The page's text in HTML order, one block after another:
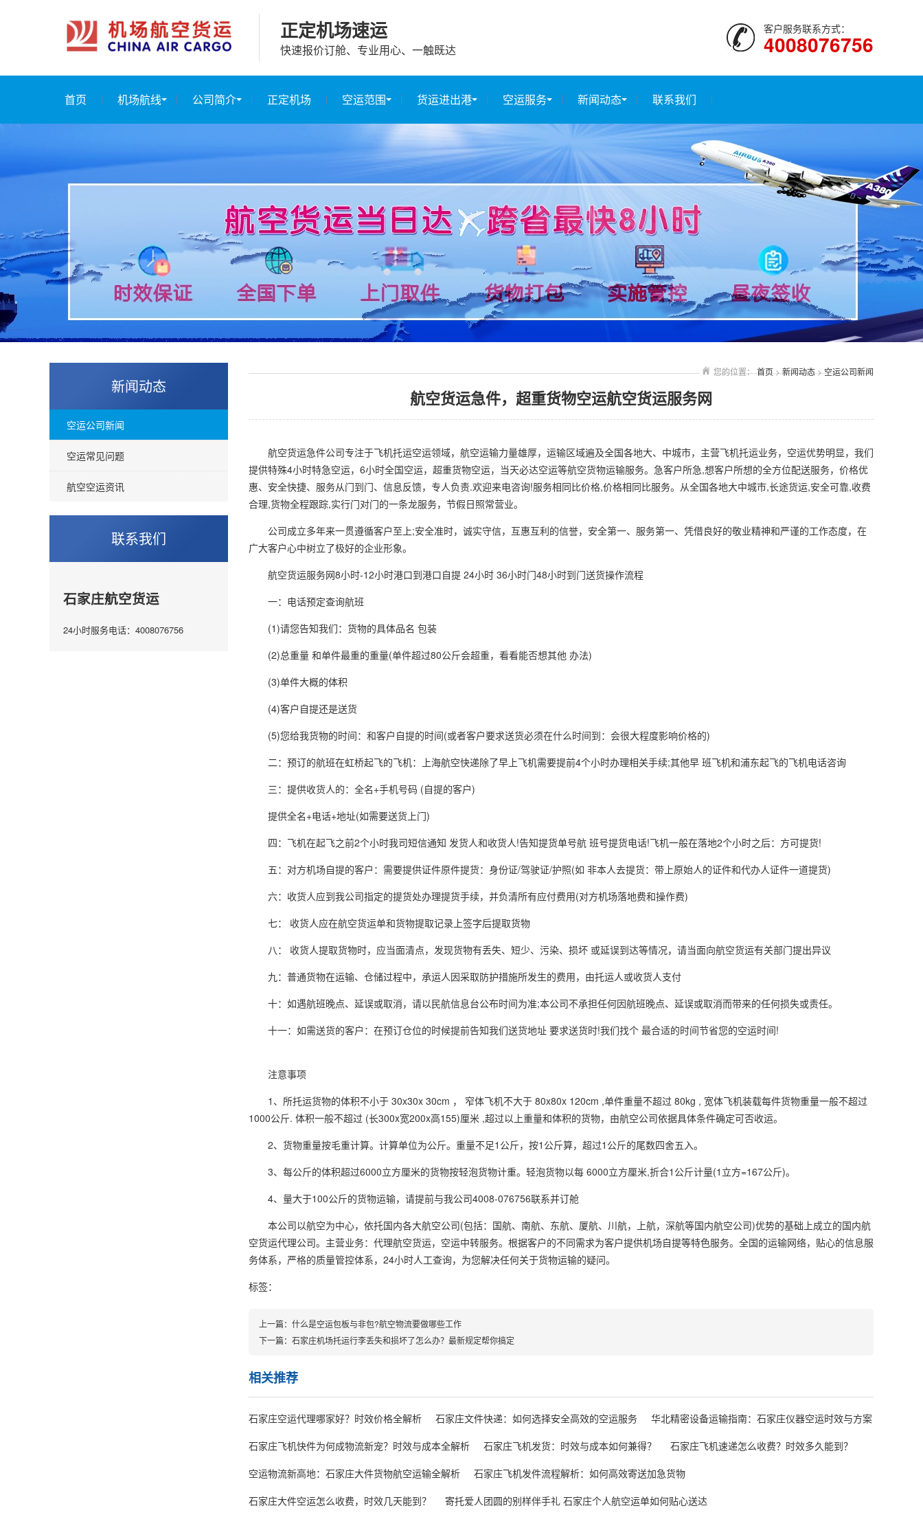
正定机场速运
快速报价订舱、专业用心、一触既达
客户服务联系方式：
4008076756
首页 机场航线 公司简介 正定机场 空运范围 货运进出港 空运服务 新闻动态 联系我们
新闻动态
空运公司新闻
空运常见问题
航空空运资讯
联系我们
石家庄航空货运
24小时服务电话：4008076756
您的位置：首页>新闻动态>空运公司新闻
航空货运急件，超重货物空运航空货运服务网
航空货运急件公司专注于飞机托运空运领域，航空运输力量雄厚，运输区域遍及全国各地大、中城市，主营飞机托运业务，空运优势明显，我们
提供特殊4小时特急空运，6小时全国空运，超重货物空运，当天必达空运等航空货物运输服务。急客户所急,想客户所想的全方位配送服务，价格优
惠、安全快捷、服务从门到门、信息反馈，专人负责.欢迎来电咨询!服务相同比价格,价格相同比服务。从全国各地大中城市,长途货运,安全可靠,收费
合理,货物全程跟踪,实行门对门的一条龙服务，节假日照常营业。
公司成立多年来一贯遵循客户至上;安全准时，诚实守信，互惠互利的信誉，安全第一、服务第一、凭借良好的敬业精神和严谨的工作态度，在
广大客户心中树立了极好的企业形象。
航空货运服务网8小时-12小时港口到港口自提 24小时 36小时门48小时到门送货操作流程
一：电话预定查询航班
(1)请您告知我们：货物的具体品名 包装
(2)总重量 和单件最重的重量(单件超过80公斤会超重，看看能否想其他 办法)
(3)单件大概的体积
(4)客户自提还是送货
(5)您给我货物的时间：和客户自提的时间(或者客户要求送货必须在什么时间到：会很大程度影响价格的)
二：预订的航班在虹桥起飞的飞机：上海航空快递除了早上飞机需要提前4个小时办理相关手续;其他早 班飞机和浦东起飞的飞机电话咨询
三：提供收货人的：全名+手机号码 (自提的客户)
提供全名+电话+地址(如需要送货上门)
四：飞机在起飞之前2个小时我司短信通知 发货人和收货人!告知提货单号航 班号提货电话!飞机一般在落地2个小时之后：方可提货!
五：对方机场自提的客户：需要提供证件原件提货：身份证/驾驶证/护照(如 非本人去提货：带上原始人的证件和代办人证件一道提货)
六：收货人应到我公司指定的提货处办理提货手续，并负清所有应付费用(对方机场落地费和操作费)
七： 收货人应在航空货运单和货物提取记录上签字后提取货物
八： 收货人提取货物时，应当面清点，发现货物有丢失、短少、污染、损坏 或延误到达等情况，请当面向航空货运有关部门提出异议
九：普通货物在运输、仓储过程中，承运人因采取防护措施所发生的费用，由托运人或收货人支付
十：如遇航班晚点、延误或取消，请以民航信息台公布时间为准;本公司不承担任何因航班晚点、延误或取消而带来的任何损失或责任。
十一：如需送货的客户：在预订仓位的时候提前告知我们送货地址 要求送货时!我们找个 最合适的时间节省您的空运时间!
注意事项
1、所托运货物的体积不小于 30x30x 30cm ， 窄体飞机不大于 80x80x 120cm ,单件重量不超过 80kg , 宽体飞机装载每件货物重量一般不超过
1000公斤. 体积一般不超过 (长300x宽200x高155)厘米 ,超过以上重量和体积的货物，由航空公司依据具体条件确定可否收运。
2、货物重量按毛重计算。计算单位为公斤。重量不足1公斤，按1公斤算，超过1公斤的尾数四舍五入。
3、每公斤的体积超过6000立方厘米的货物按轻泡货物计重。轻泡货物以每 6000立方厘米,折合1公斤计量(1立方=167公斤)。
4、量大于100公斤的货物运输，请提前与我公司4008-076756联系并订舱
本公司以航空为中心，依托国内各大航空公司(包括：国航、南航、东航、厦航、川航，上航，深航等国内航空公司)优势的基础上成立的国内航
空货运代理公司。主营业务：代理航空货运，空运中转服务。根据客户的不同需求为客户提供机场自提等特色服务。全国的运输网络，贴心的信息服
务体系，严格的质量管控体系，24小时人工查询，为您解决任何关于货物运输的疑问。
标签：
上一篇： 什么是空运包板与非包?航空物流要做哪些工作
下一篇： 石家庄机场托运行李丢失和损坏了怎么办？最新规定帮你搞定
相关推荐
石家庄空运代理哪家好？时效价格全解析 石家庄文件快递：如何选择安全高效的空运服务
华北精密设备运输指南：石家庄仪器空运时效与方案
石家庄飞机快件为何成物流新宠？时效与成本全解析
石家庄飞机发货：时效与成本如何兼得？
石家庄飞机速递怎么收费？时效多久能到？
空运物流新高地：石家庄大件货物航空运输全解析
石家庄飞机发件流程解析：如何高效寄送加急货物
石家庄大件空运怎么收费，时效几天能到？
寄托爱人团圆的别样伴手礼 石家庄个人航空运单如何贴心送达